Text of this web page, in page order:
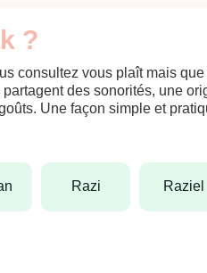
?
consultez vous plaît mais que
des sonorités, une
Une façon simple et
razi raziel